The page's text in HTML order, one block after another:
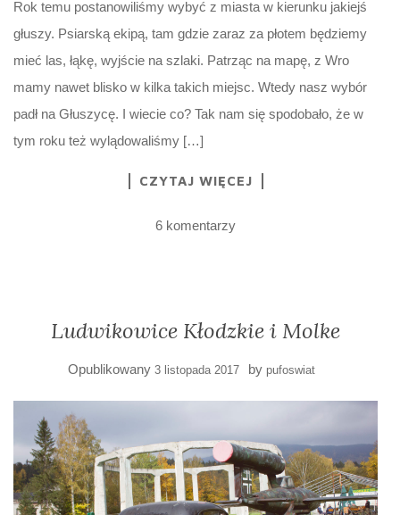
Rok temu postanowiliśmy wybyć z miasta w kierunku jakiejś
głuszy. Psiarską ekipą, tam gdzie zaraz za płotem będziemy
mieć las, łąkę, wyjście na szlaki. Patrząc na mapę, z Wro
mamy nawet blisko w kilka takich miejsc. Wtedy nasz wybór
padł na Głuszycę. I wiecie co? Tak nam się spodobało, że w
tym roku też wylądowaliśmy […]
CZYTAJ WIĘCEJ
6 komentarzy
Ludwikowice Kłodzkie i Molke
Opublikowany 3 listopada 2017 by pufoswiat